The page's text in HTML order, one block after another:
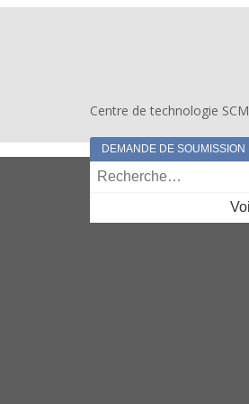
Centre de technologie SCM
DEMANDE DE SOUMISSION